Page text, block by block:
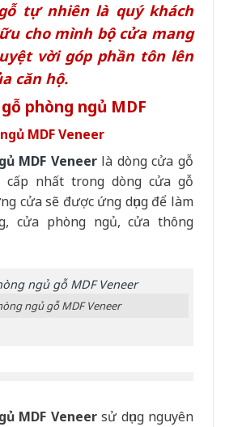
tự nhiên là quý khách
cho mình bộ cửa mang
vời góp phần tôn lên
căn hộ.
phòng ngủ MDF
MDF Veneer
MDF Veneerlà dòng cửa gỗ
cấp nhất trong dòng cửa gỗ
cửa sẽ được ứng dụng để làm
cửa phòng ngủ, cửa thông
ngủ gỗ MDF Veneer
MDF Veneer sử dụng nguyên